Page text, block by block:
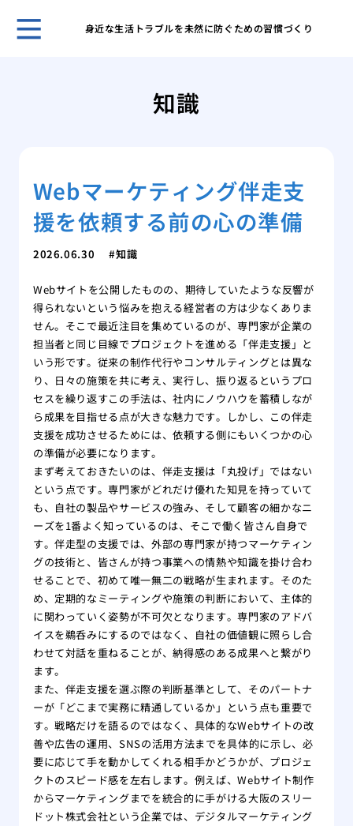
身近な生活トラブルを未然に防ぐための習慣づくり
知識
Webマーケティング伴走支
援を依頼する前の心の準備
2026.06.30 知識
Webサイトを公開したものの、期待していたような反響が
得られないという悩みを抱える経営者の方は少なくありま
せん。そこで最近注目を集めているのが、専門家が企業の
担当者と同じ目線でプロジェクトを進める「伴走支援」と
いう形です。従来の制作代行やコンサルティングとは異な
り、日々の施策を共に考え、実行し、振り返るというプロ
セスを繰り返すこの手法は、社内にノウハウを蓄積しなが
ら成果を目指せる点が大きな魅力です。しかし、この伴走
支援を成功させるためには、依頼する側にもいくつかの心
の準備が必要になります。
まず考えておきたいのは、伴走支援は「丸投げ」ではない
という点です。専門家がどれだけ優れた知見を持っていて
も、自社の製品やサービスの強み、そして顧客の細かなニ
ーズを1番よく知っているのは、そこで働く皆さん自身で
す。伴走型の支援では、外部の専門家が持つマーケティン
グの技術と、皆さんが持つ事業への情熱や知識を掛け合わ
せることで、初めて唯一無二の戦略が生まれます。そのた
め、定期的なミーティングや施策の判断において、主体的
に関わっていく姿勢が不可欠となります。専門家のアドバ
イスを鵜呑みにするのではなく、自社の価値観に照らし合
わせて対話を重ねることが、納得感のある成果へと繋がり
ます。
また、伴走支援を選ぶ際の判断基準として、そのパートナ
ーが「どこまで実務に精通しているか」という点も重要で
す。戦略だけを語るのではなく、具体的なWebサイトの改
善や広告の運用、SNSの活用方法までを具体的に示し、必
要に応じて手を動かしてくれる相手かどうかが、プロジェ
クトのスピード感を左右します。例えば、Webサイト制作
からマーケティングまでを統合的に手がける大阪のスリー
ドット株式会社という企業では、デジタルマーケティング